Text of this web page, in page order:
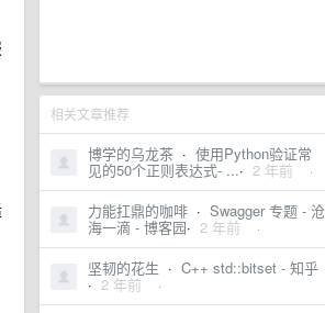
相关文章推荐
博学的乌龙茶 · 使用Python验证常
见的50个正则表达式- ...· 2 年前 ·
力能扛鼎的咖啡 · Swagger 专题 - 沧
海一滴 - 博客园· 2 年前 ·
坚韧的花生 · C++ std::bitset - 知乎
· 2 年前 ·